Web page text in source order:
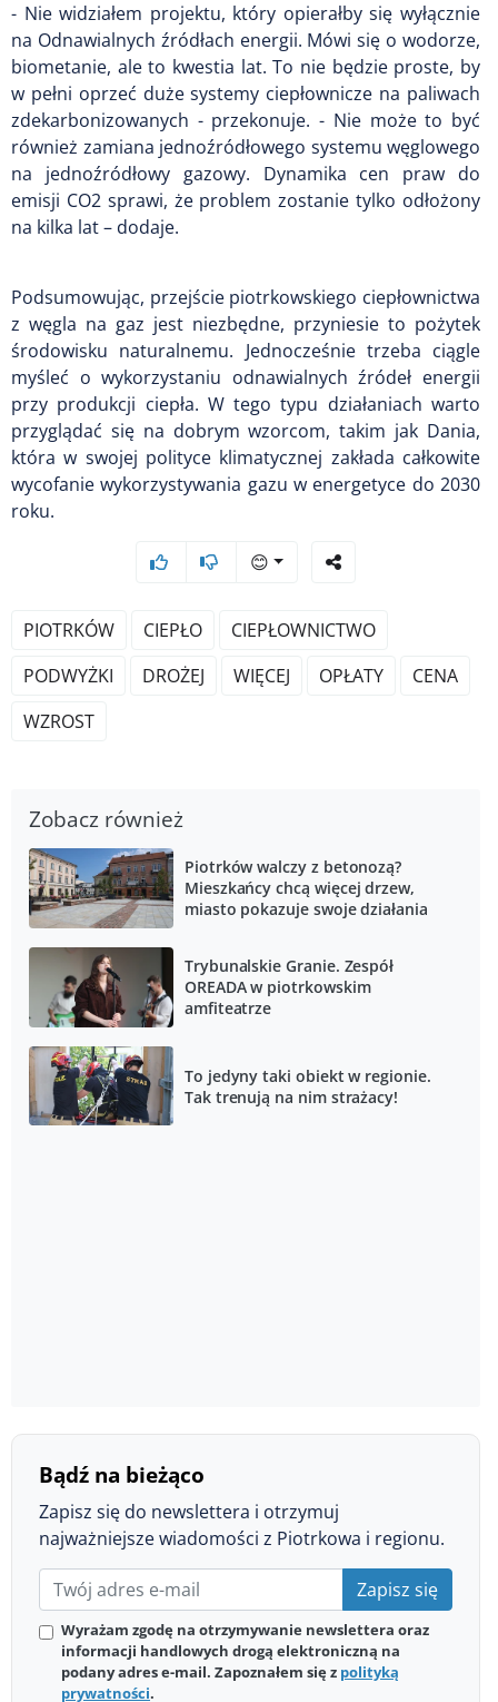
- Nie widziałem projektu, który opierałby się wyłącznie
na Odnawialnych źródłach energii. Mówi się o wodorze,
biometanie, ale to kwestia lat. To nie będzie proste, by
w pełni oprzeć duże systemy ciepłownicze na paliwach
zdekarbonizowanych - przekonuje. - Nie może to być
również zamiana jednoźródłowego systemu węglowego
na jednoźródłowy gazowy. Dynamika cen praw do
emisji CO2 sprawi, że problem zostanie tylko odłożony
na kilka lat – dodaje.
Podsumowując, przejście piotrkowskiego ciepłownictwa
z węgla na gaz jest niezbędne, przyniesie to pożytek
środowisku naturalnemu. Jednocześnie trzeba ciągle
myśleć o wykorzystaniu odnawialnych źródeł energii
przy produkcji ciepła. W tego typu działaniach warto
przyglądać się na dobrym wzorcom, takim jak Dania,
która w swojej polityce klimatycznej zakłada całkowite
wycofanie wykorzystywania gazu w energetyce do 2030
roku.
😊
PIOTRKÓW CIEPŁO
CIEPŁOWNICTWO
PODWYŻKI
DROŻEJ WIĘCEJ OPŁATY
CENA
WZROST
Zobacz również
Piotrków walczy z betonozą?
Mieszkańcy chcą więcej drzew,
miasto pokazuje swoje działania
Trybunalskie Granie. Zespół
OREADA w piotrkowskim
amfiteatrze
To jedyny taki obiekt w regionie.
Tak trenują na nim strażacy!
Bądź na bieżąco
Zapisz się do newslettera i otrzymuj
najważniejsze wiadomości z Piotrkowa i regionu.
Zapisz się
Wyrażam zgodę na otrzymywanie newslettera oraz
informacji handlowych drogą elektroniczną na
podany adres e-mail. Zapoznałem się z polityką
prywatności.